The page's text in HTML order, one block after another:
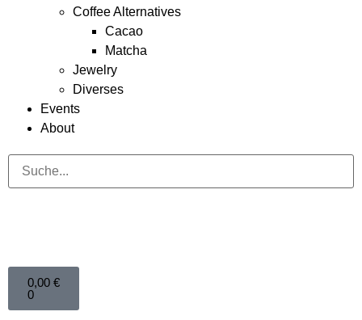
Coffee Alternatives
Cacao
Matcha
Jewelry
Diverses
Events
About
0,00 €
0